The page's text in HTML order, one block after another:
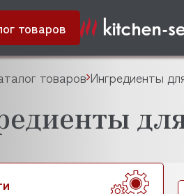
товаров
товаров Ингредиенты